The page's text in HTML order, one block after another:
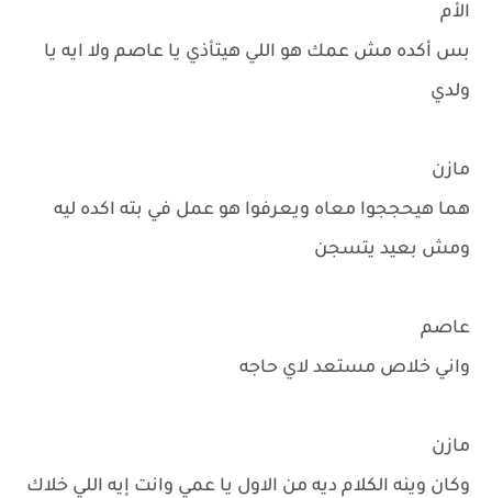
الأم
بس أكده مش عمك هو اللي هيتأذي يا عاصم ولا ايه يا
ولدي
مازن
هما هيحججوا معاه ويعرفوا هو عمل في بته اكده ليه
ومش بعيد يتسجن
عاصم
واني خلاص مستعد لاي حاجه
مازن
وكان وينه الكلام ديه من الاول يا عمي وانت إيه اللي خلاك